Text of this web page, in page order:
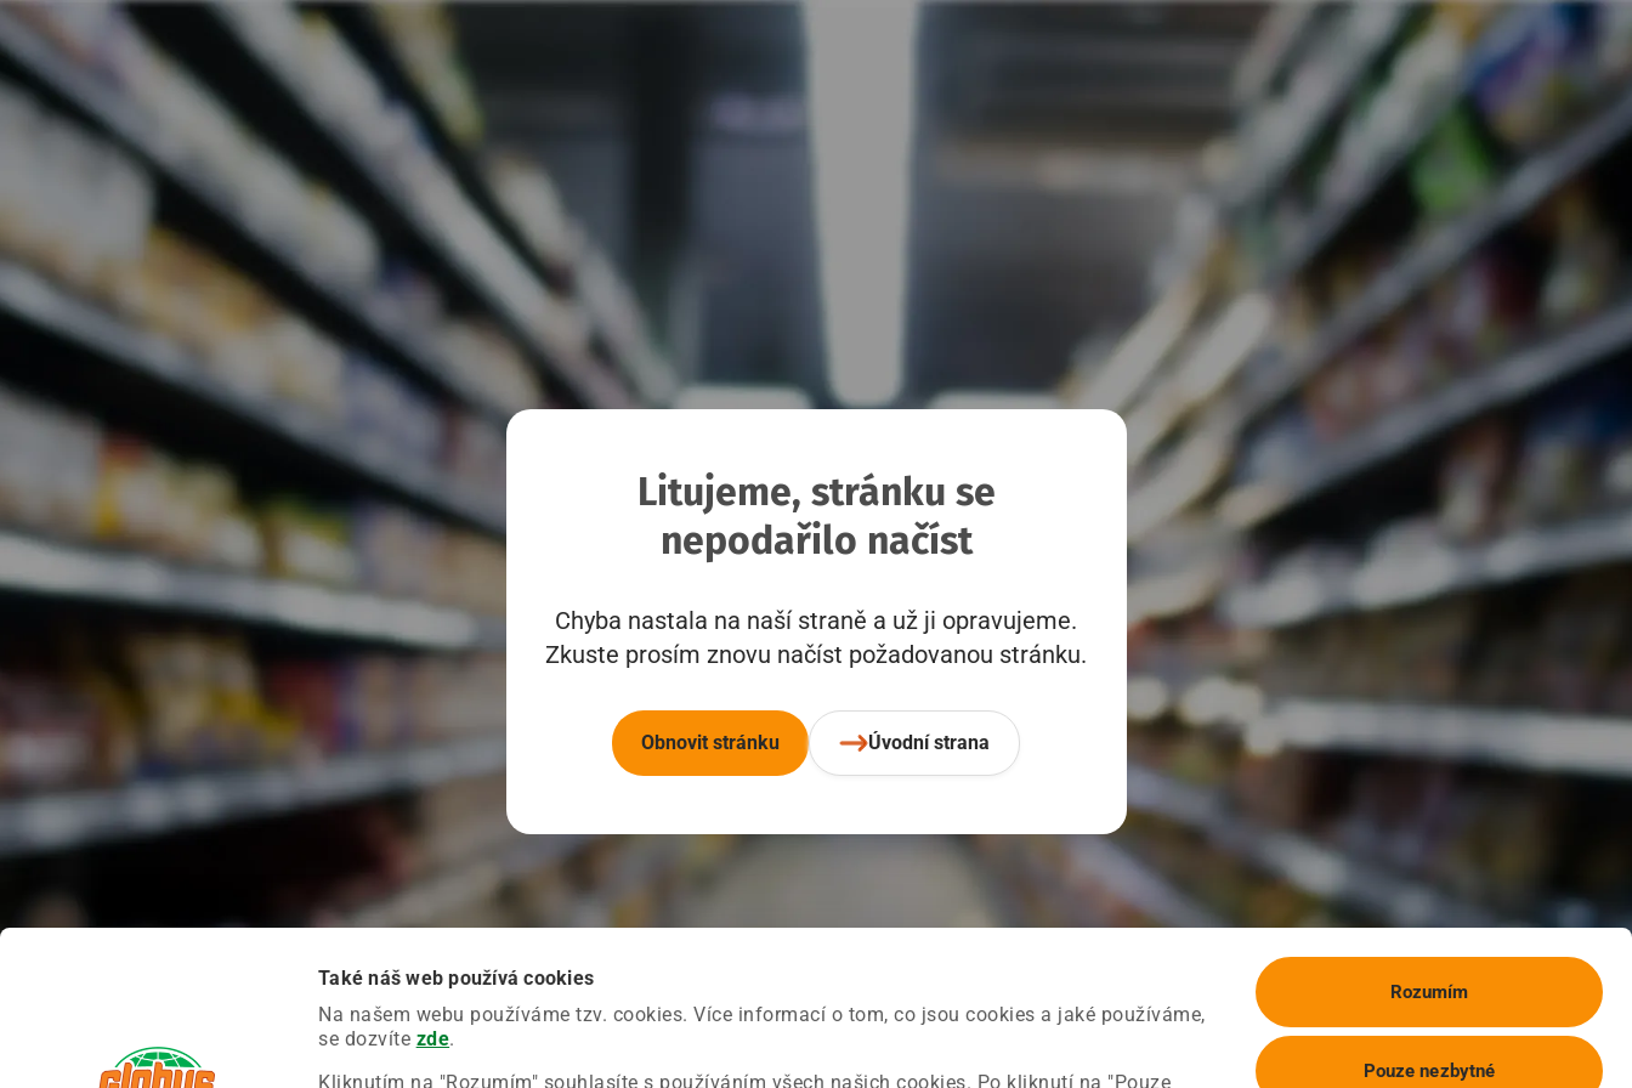
Také náš web používá cookies
Na našem webu používáme tzv. cookies. Více informací o tom, co jsou cookies a jaké používáme,
se dozvíte zde.
Kliknutím na "Rozumím" souhlasíte s používáním všech našich cookies. Po kliknutí na "Pouze
Rozumím
Pouze nezbytné
Litujeme, stránku se
nepodařilo načíst
Chyba nastala na naší straně a už ji opravujeme.
Zkuste prosím znovu načíst požadovanou stránku.
Obnovit stránku Úvodní strana